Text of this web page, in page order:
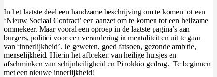
In het laatste deel een handzame beschrijving om te komen tot een
‘Nieuw Sociaal Contract’ een aanzet om te komen tot een heilzame
ommekeer. Maar vooral een oproep in de laatste pagina’s aan
burgers, politici voor een verandering in mentaliteit en uit te gaan
van ‘innerlijkheid’. Je geweten, goed fatsoen, gezonde ambitie,
menselijkheid. Hierin het afbreken van heilige huisjes en
afschminken van schijnheiligheid en Pinokkio gedrag. Te beginnen
met een nieuwe innerlijkheid!